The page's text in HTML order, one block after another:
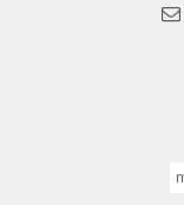
